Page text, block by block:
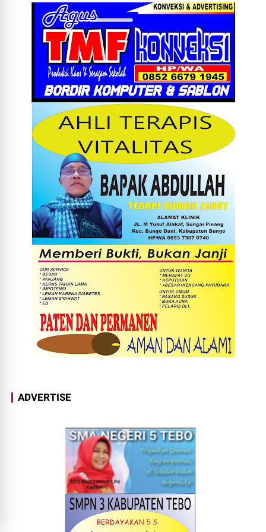
ADVERTISE